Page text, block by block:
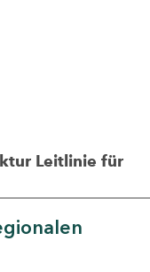
Leitlinie für